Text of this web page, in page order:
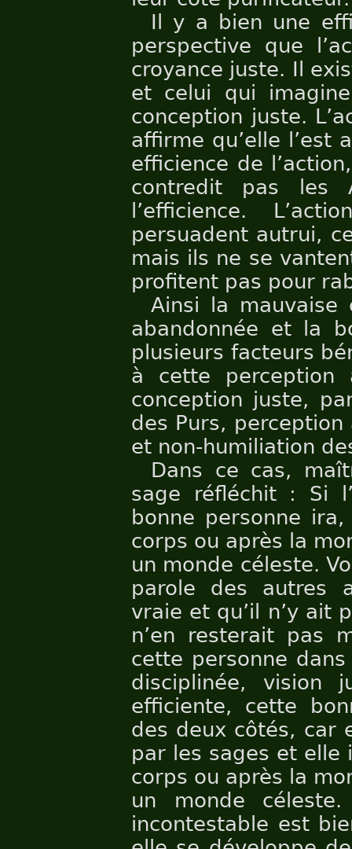
Il y a bien une
perspective que
croyance juste. Il
et celui qui
conception juste.
affirme qu’elle l’est
efficience de
contredit pas les
l’efficience.
persuadent autrui,
mais ils ne se
profitent pas pour
Ainsi la mauvaise
abandonnée et la
plusieurs facteurs
à cette perception
conception juste,
des Purs,
et non-humiliation
Dans ce cas,
sage réfléchit : Si
bonne personne
corps ou après la
un monde céleste.
parole des autres
vraie et qu’il n’y ait
n’en resterait pas
cette personne
disciplinée, vision
efficiente, cette
des deux côtés, car
par les sages et elle
corps ou après la
un monde
incontestable est